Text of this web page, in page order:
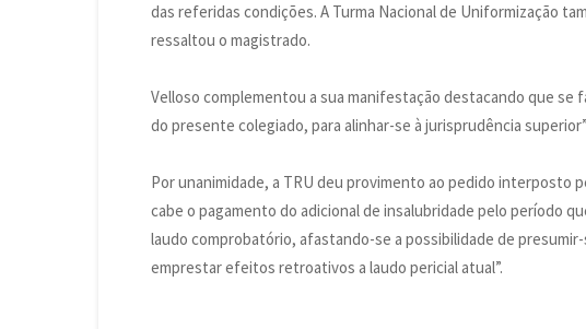
das referidas condições. A Turma Nacional de Uniformização
ressaltou o magistrado.
Velloso complementou a sua manifestação destacando que se
do presente colegiado, para alinhar-se à jurisprudência
Por unanimidade, a TRU deu provimento ao pedido interposto
cabe o pagamento do adicional de insalubridade pelo período
laudo comprobatório, afastando-se a possibilidade de
emprestar efeitos retroativos a laudo pericial atual”.